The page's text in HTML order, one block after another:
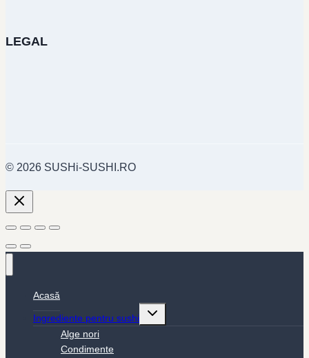
LEGAL
© 2026 SUSHi-SUSHI.RO
Acasă
Ingrediente pentru sushi
Toggle
Alge nori
Condimente